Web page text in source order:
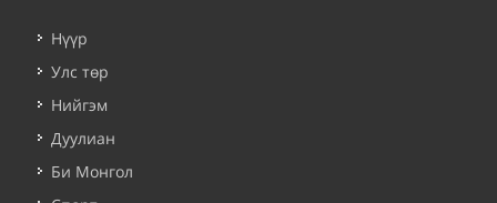
Нүүр
Улс төр
Нийгэм
Дуулиан
Би Монгол